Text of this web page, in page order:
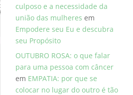
culposo e a necessidade da
união das mulheres em
Empodere seu Eu e descubra
seu Propósito
OUTUBRO ROSA: o que falar
para uma pessoa com câncer
em EMPATIA: por que se
colocar no lugar do outro é tão